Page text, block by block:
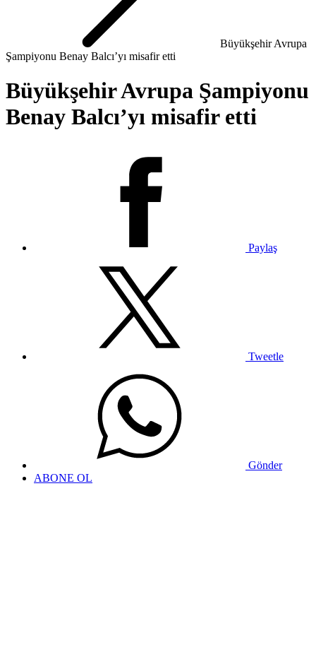
Büyükşehir Avrupa
Şampiyonu Benay Balcı’yı misafir etti
Büyükşehir Avrupa Şampiyonu
Benay Balcı’yı misafir etti
Paylaş
Tweetle
Gönder
ABONE OL